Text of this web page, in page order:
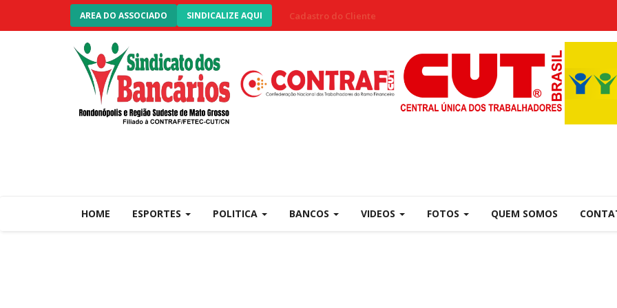
AREA DO ASSOCIADO SINDICALIZE AQUI Cadastro do Cliente
HOME ESPORTES POLITICA BANCOS VIDEOS FOTOS QUEM SOMOS